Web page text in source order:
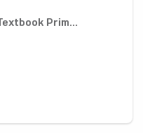
Prim...